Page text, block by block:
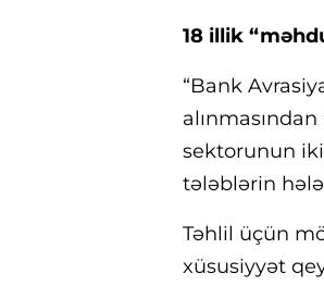
18 illik
“Bank
sektorunun
tələblərin
Təhlil üçün
xüsusiyyət